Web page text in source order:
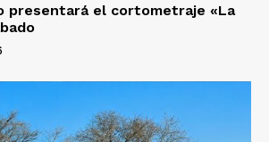
presentará el cortometraje «La